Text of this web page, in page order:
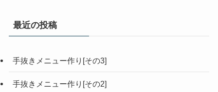
最近の投稿
手抜きメニュー作り[その3]
手抜きメニュー作り[その2]